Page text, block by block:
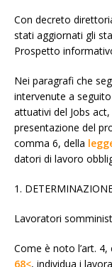
Con decreto
stati aggiornati gli
Prospetto
Nei paragrafi che
intervenute a
attuativi del Jobs
presentazione del
comma 6, della
datori di lavoro
1.
Lavoratori
Come è noto l’art.
68<, individua i